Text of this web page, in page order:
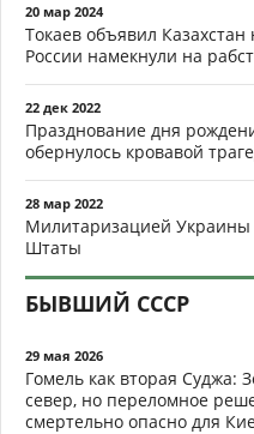
20 мар 2024
Токаев объявил
России намекнули на
22 дек 2022
Празднование дня
обернулось кровавой
28 мар 2022
Милитаризацией Украины
Штаты
БЫВШИЙ СССР
29 мая 2026
Гомель как вторая Суджа:
север, но переломное
смертельно опасно для